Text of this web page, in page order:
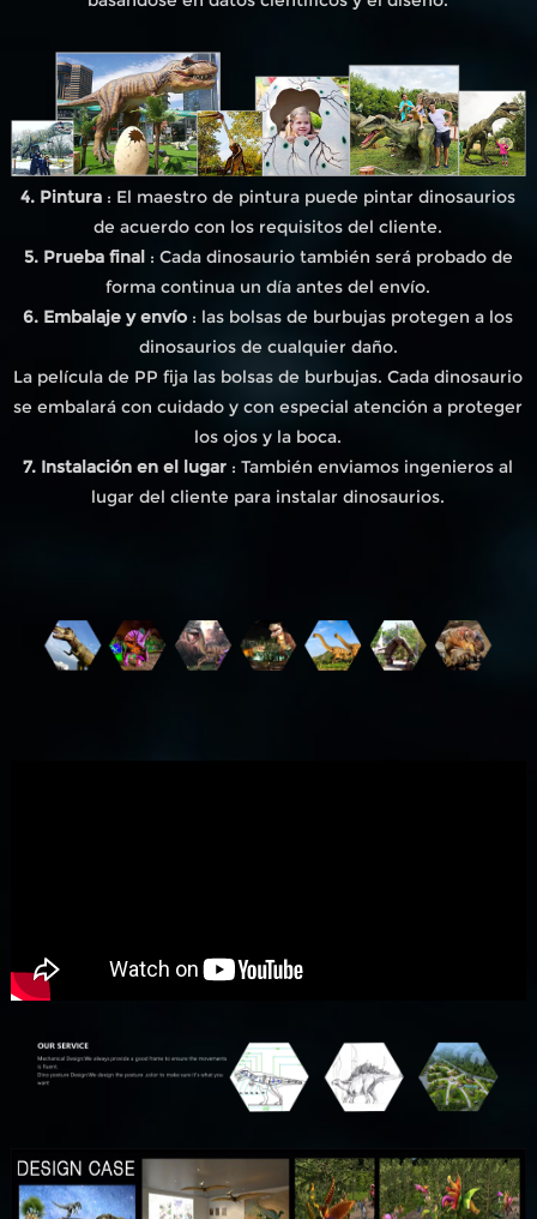
4. Pintura : El maestro de pintura puede pintar dinosaurios
de acuerdo con los requisitos del cliente.
5. Prueba final: Cada dinosaurio también será probado de
forma continua un día antes del envío.
6. Embalaje y envío : las bolsas de burbujas protegen a los
dinosaurios de cualquier daño.
La película de PP fija las bolsas de burbujas. Cada dinosaurio
se embalará con cuidado y con especial atención a proteger
los ojos y la boca.
7. Instalación en el lugar : También enviamos ingenieros al
lugar del cliente para instalar dinosaurios.